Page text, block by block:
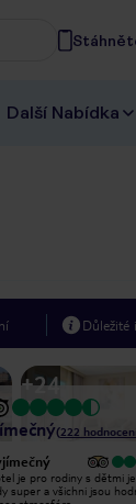
Další Nabídka
Důležité
+24
(222
je pro rodiny s dětmi
super a všichni jsou